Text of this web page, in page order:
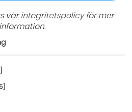
vårintegritetspolicyför mer
information.